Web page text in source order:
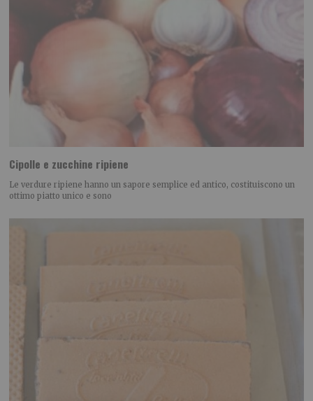
Cipolle e zucchine ripiene
Le verdure ripiene hanno un sapore semplice ed antico, costituiscono un
ottimo piatto unico e sono